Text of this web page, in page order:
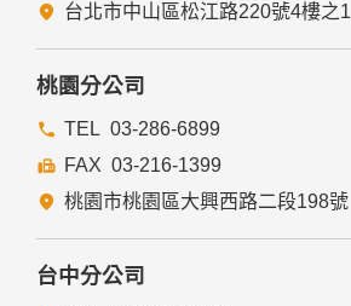
台北市中山區松江路220號4樓之1
桃園分公司
03-286-6899
03-216-1399
桃園市桃園區大興西路二段198號
台中分公司